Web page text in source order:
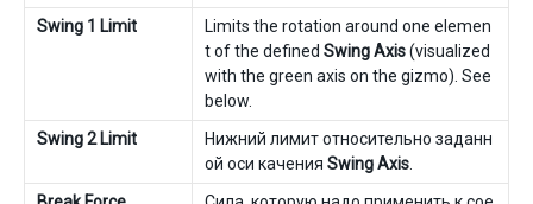
Swing 1 Limit
Limits the rotation around one elemen
t of the defined Swing Axis(visualized
with the green axis on the gizmo). See
below.
Swing 2 Limit
Нижний лимит относительно заданн
ой оси качения Swing Axis